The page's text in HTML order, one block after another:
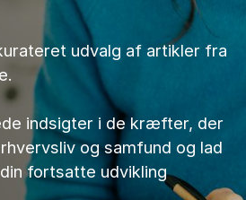
udvalg af artikler fra
indsigter i de kræfter, der
og samfund og lad
fortsatte udvikling